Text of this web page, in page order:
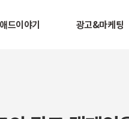
애드이야기 광고&마케팅